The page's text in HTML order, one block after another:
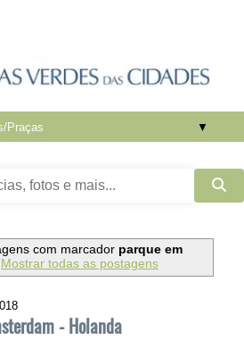
▼
com marcador parque em
Mostrar todas as postagens
- Holanda